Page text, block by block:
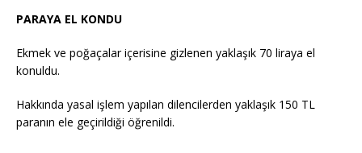
PARAYA EL KONDU
Ekmek ve poğaçalar içerisine gizlenen yaklaşık 70 liraya el
konuldu.
Hakkında yasal işlem yapılan dilencilerden yaklaşık 150 TL
paranın ele geçirildiği öğrenildi.